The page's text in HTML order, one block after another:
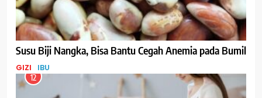
Susu Biji Nangka, Bisa Bantu Cegah Anemia pada Bumil
GIZI IBU
12